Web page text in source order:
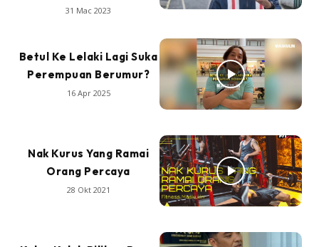
31 Mac 2023
Betul Ke Lelaki Lagi Suka
Perempuan Berumur?
16 Apr 2025
Nak Kurus Yang Ramai
Orang Percaya
28 Okt 2021